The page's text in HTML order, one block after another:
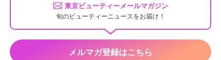
東京ビューティーメールマガジン
旬のビューティーニュースをお届け！
メルマガ登録はこちら